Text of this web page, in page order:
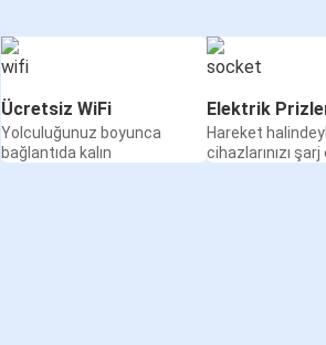
Ücretsiz WiFi
Yolculuğunuz boyunca
bağlantıda kalın
Elektrik
Hareket
cihazlarınızı şarj